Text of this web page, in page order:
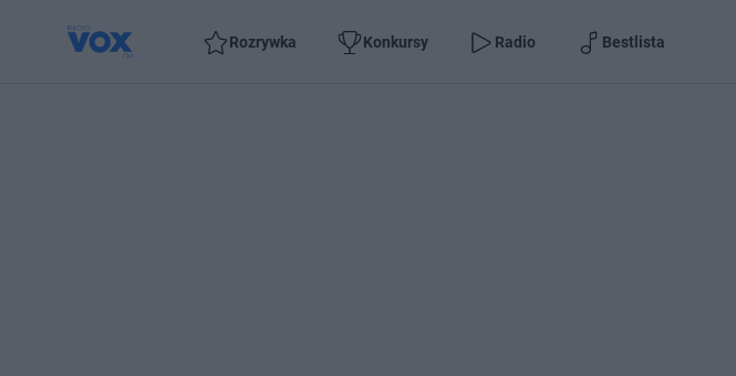
Rozrywka Konkursy Radio Bestlista